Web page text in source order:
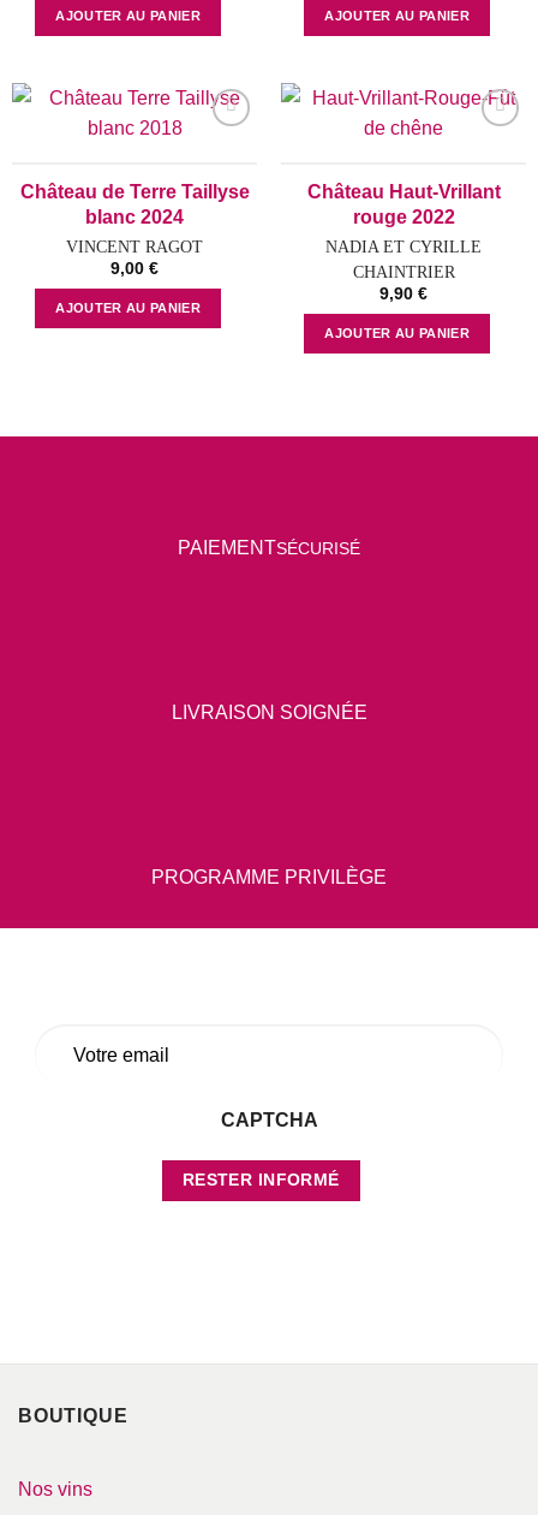
AJOUTER AU PANIER AJOUTER AU PANIER
Château de Terre Taillyse
blanc 2024
VINCENT RAGOT
9,00 €
AJOUTER AU PANIER
Château Haut-Vrillant
rouge 2022
NADIA ET CYRILLE
CHAINTRIER
9,90 €
AJOUTER AU PANIER
PAIEMENTSÉCURISÉ
LIVRAISON SOIGNÉE
PROGRAMME PRIVILÈGE
CAPTCHA
RESTER INFORMÉ
BOUTIQUE
Nos vins